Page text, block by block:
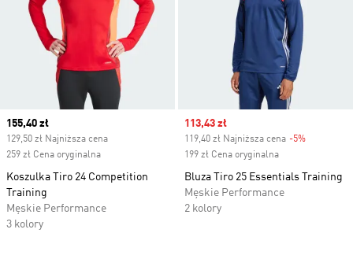
Current price
155,40 zł
129,50 zł Najniższa cena
259 zł Cena oryginalna
Koszulka Tiro 24 Competition
Training
Męskie Performance
3 kolory
Sale price
113,43 zł
119,40 zł Najniższa cena -5%
199 zł Cena oryginalna
Bluza Tiro 25 Essentials Training
Męskie Performance
2 kolory